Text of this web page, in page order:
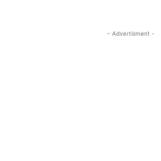
- Advertisment -